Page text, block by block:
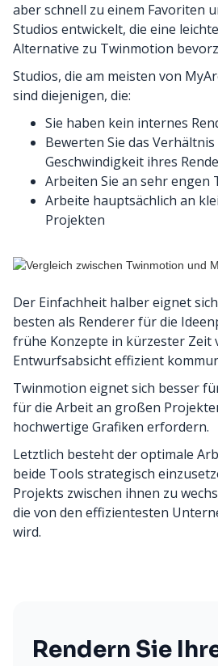
aber schnell zu einem Favoriten
Studios entwickelt, die eine
Alternative zu Twinmotion
Studios, die am meisten von
sind diejenigen, die:
Sie haben kein internes
Bewerten Sie das
Geschwindigkeit ihres
Arbeiten Sie an sehr engen
Arbeite hauptsächlich an
Projekten
Der Einfachheit halber eignet
besten als Renderer für die
frühe Konzepte in kürzester Zeit
Entwurfsabsicht effizient
Twinmotion eignet sich besser
für die Arbeit an großen
hochwertige Grafiken erfordern.
Letztlich besteht der optimale
beide Tools strategisch
Projekts zwischen ihnen zu
die von den effizientesten
wird.
Rendern Sie